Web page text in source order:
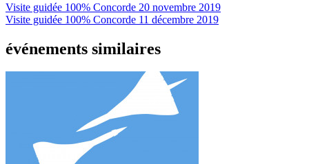
Visite guidée 100% Concorde 20 novembre 2019
Visite guidée 100% Concorde 11 décembre 2019
événements similaires